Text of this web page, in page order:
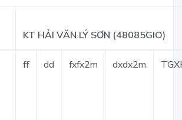
KT HẢI VĂN LÝ SƠN (48085GIO)
ff dd fxfx2m dxdx2m